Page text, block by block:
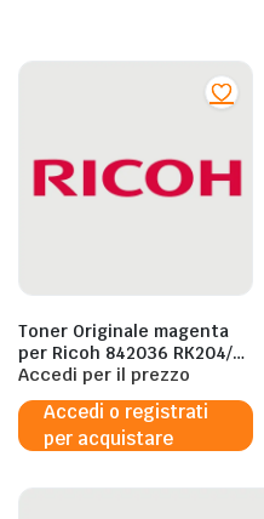
Toner Originale magenta
per Ricoh 842036 RK204/M
– 14.160 Pagine al 5%
Accedi per il prezzo
Accedi o registrati
per acquistare